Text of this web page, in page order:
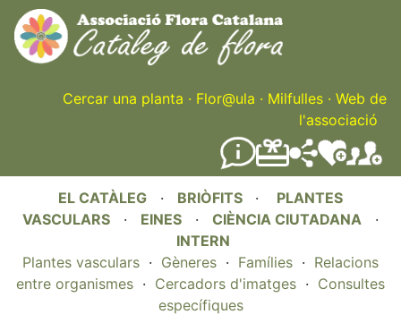
Skip
to
main
content
Cercar una planta · Flor@ula · Milfulles · Web de
l'associació
EL CATÀLEG · BRIÒFITS · PLANTES
VASCULARS · EINES · CIÈNCIA CIUTADANA ·
INTERN
Plantes vasculars · Gèneres · Famílies · Relacions
entre organismes · Cercadors d'imatges · Consultes
específiques